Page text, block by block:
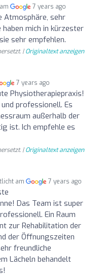
7 years ago
Atmosphäre, sehr
mich in kürzester
sehr empfehlen.
|Originaltext anzeigen
7 years ago
Physiotherapiepraxis!
professionell. Es
außerhalb der
ist. Ich empfehle es
|Originaltext anzeigen
am 7 years ago
Das Team ist super
Ein Raum
zur Rehabilitation der
der Öffnungszeiten
freundliche
Lächeln behandelt